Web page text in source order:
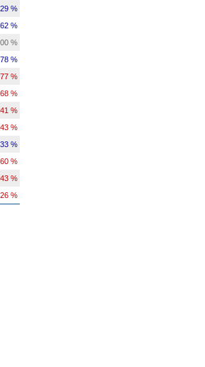
%
%
%
%
%
%
%
%
%
%
%
%